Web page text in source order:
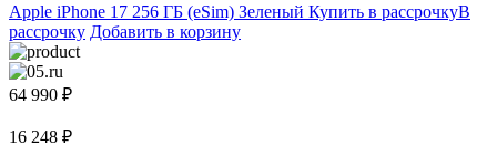
Apple iPhone 17 256 ГБ (eSim) Зеленый Купить в рассрочкуВ
рассрочку Добавить в корзину
64 990 ₽
16 248 ₽